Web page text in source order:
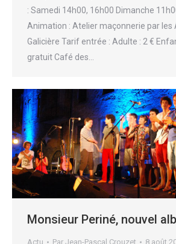
: Samedi 14h00, 16h00 Dimanche
Animation : Atelier maçonnerie par les
Galicière Tarif entrée : Adulte : 2 €
gratuit Café des…
Monsieur Periné, nouvel
Actu Par Jean-Pascal Crouzet 8 août